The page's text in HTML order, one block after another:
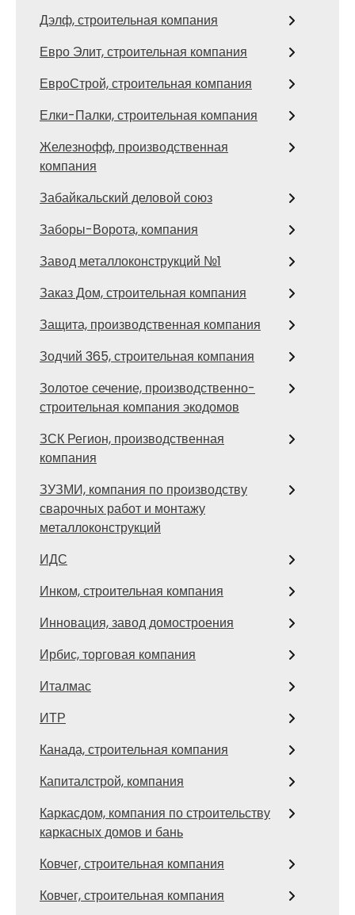
Дэлф, строительная компания
Евро Элит, строительная компания
ЕвроСтрой, строительная компания
Елки-Палки, строительная компания
Железнофф, производственная
компания
Забайкальский деловой союз
Заборы-Ворота, компания
Завод металлоконструкций №1
Заказ Дом, строительная компания
Защита, производственная компания
Зодчий 365, строительная компания
Золотое сечение, производственно-
строительная компания экодомов
ЗСК Регион, производственная
компания
ЗУЗМИ, компания по производству
сварочных работ и монтажу
металлоконструкций
ИДС
Инком, строительная компания
Инновация, завод домостроения
Ирбис, торговая компания
Италмас
ИТР
Канада, строительная компания
Капиталстрой, компания
Каркасдом, компания по строительству
каркасных домов и бань
Ковчег, строительная компания
Ковчег, строительная компания